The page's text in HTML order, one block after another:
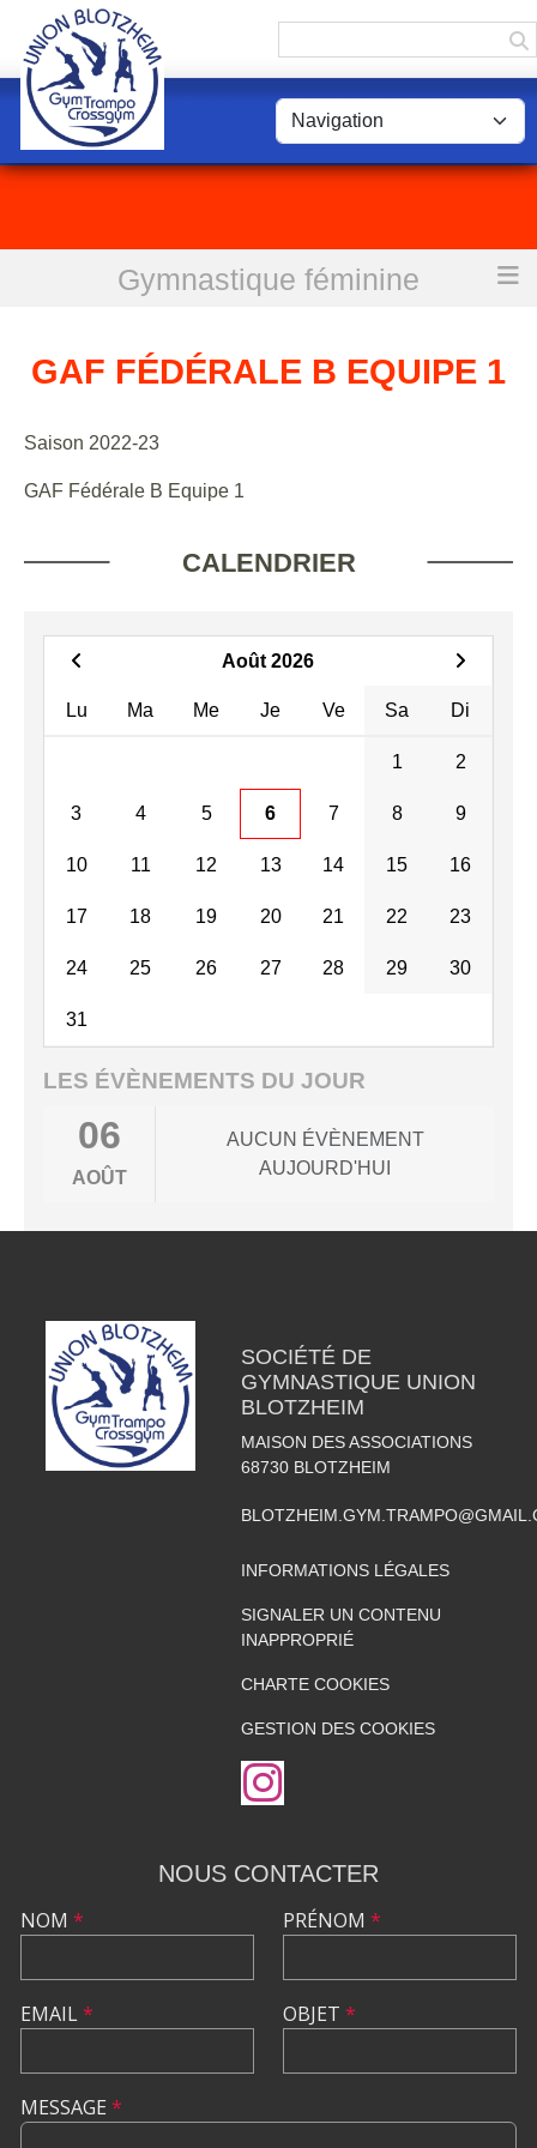
Gymnastique féminine
GAF Fédérale B Equipe 1
GAF FÉDÉRALE B EQUIPE 1
Saison 2022-23
GAF Fédérale B Equipe 1
CALENDRIER
Août 2026
Lu Ma Me Je Ve Sa Di
1 2
3 4 5 6 7 8 9
10 11 12 13 14 15 16
17 18 19 20 21 22 23
24 25 26 27 28 29 30
31
LES ÉVÈNEMENTS DU JOUR
06
AOÛT
AUCUN ÉVÈNEMENT
AUJOURD'HUI
SOCIÉTÉ DE
GYMNASTIQUE UNION
BLOTZHEIM
MAISON DES ASSOCIATIONS
68730 BLOTZHEIM
INFORMATIONS LÉGALES
SIGNALER UN CONTENU
INAPPROPRIÉ
CHARTE COOKIES
GESTION DES COOKIES
NOUS CONTACTER
NOM *
EMAIL*
PRÉNOM *
OBJET *
MESSAGE *
Panneau de gestion des cookies